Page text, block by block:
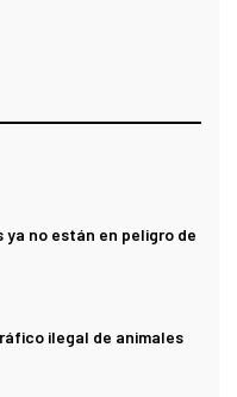
no están en peligro de
ilegal de animales